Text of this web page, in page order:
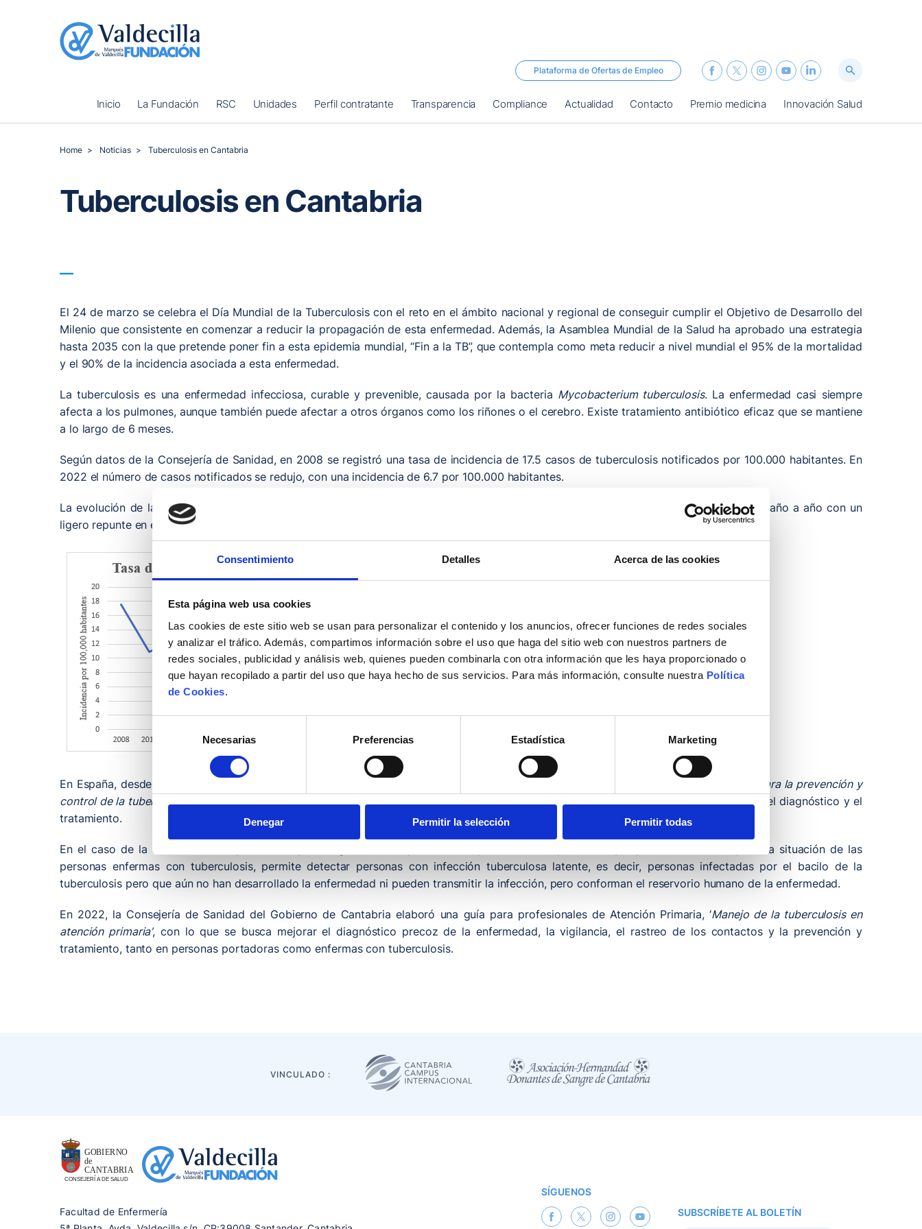
Consentimiento Detalles Acerca de las cookies
Esta página web usa cookies
Las cookies de este sitio web se usan para personalizar el contenido y los anuncios, ofrecer funciones de redes sociales
y analizar el tráfico. Además, compartimos información sobre el uso que haga del sitio web con nuestros partners de
redes sociales, publicidad y análisis web, quienes pueden combinarla con otra información que les haya proporcionado o
que hayan recopilado a partir del uso que haya hecho de sus servicios. Para más información, consulte nuestra Política
de Cookies.
de
consentimiento
Necesarias Preferencias Estadística Marketing
Denegar Permitir la selección Permitir todas
Plataforma de Ofertas de Empleo
Inicio La Fundación RSC Unidades Perfil contratante Transparencia Compliance Actualidad Contacto Premio medicina Innovación Salud
Home Noticias Tuberculosis en Cantabria
Tuberculosis en Cantabria
El 24 de marzo se celebra el Día Mundial de la Tuberculosis con el reto en el ámbito nacional y regional de conseguir cumplir el Objetivo de Desarrollo del
Milenio que consistente en comenzar a reducir la propagación de esta enfermedad. Además, la Asamblea Mundial de la Salud ha aprobado una estrategia
hasta 2035 con la que pretende poner fin a esta epidemia mundial, “Fin a la TB”, que contempla como meta reducir a nivel mundial el 95% de la mortalidad
y el 90% de la incidencia asociada a esta enfermedad.
La tuberculosis es una enfermedad infecciosa, curable y prevenible, causada por la bacteria Mycobacterium tuberculosis. La enfermedad casi siempre
afecta a los pulmones, aunque también puede afectar a otros órganos como los riñones o el cerebro. Existe tratamiento antibiótico eficaz que se mantiene
a lo largo de 6 meses.
Según datos de la Consejería de Sanidad, en 2008 se registró una tasa de incidencia de 17.5 casos de tuberculosis notificados por 100.000 habitantes. En
2022 el número de casos notificados se redujo, con una incidencia de 6.7 por 100.000 habitantes.
La evolución de la incidencia de tuberculosis en España ha sido de tendencia descendente, con una disminución de casos notificados año a año con un
ligero repunte en el 2018. En Cantabria la evolución ha sido similar, como se ve representado en la siguiente gráfica:
En España, desde la Dirección General de Salud Pública del Ministerio de Sanidad, se ha desarrollado desde marzo de 2019 un
“Plan para la prevención y
control de la tuberculosis en España”,que busca detener la transmisión de la tuberculosis a través del acceso universal a la prevención, el diagnóstico y el
tratamiento.
En el caso de la tuberculosis, la prevención y el diagnóstico temprano son especialmente importantes, ya que, además de mejorar la situación de las
personas enfermas con tuberculosis, permite detectar personas con infección tuberculosa latente, es decir, personas infectadas por el bacilo de la
tuberculosis pero que aún no han desarrollado la enfermedad ni pueden transmitir la infección, pero conforman el reservorio humano de la enfermedad.
En 2022, la Consejería de Sanidad del Gobierno de Cantabria elaboró una guía para profesionales de Atención Primaria, ‘Manejo de la tuberculosis en
atención primaria’, con lo que se busca mejorar el diagnóstico precoz de la enfermedad, la vigilancia, el rastreo de los contactos y la prevención y
tratamiento, tanto en personas portadoras como enfermas con tuberculosis.
VINCULADO :
Facultad de Enfermería
SÍGUENOS
SUBSCRÍBETE AL BOLETÍN